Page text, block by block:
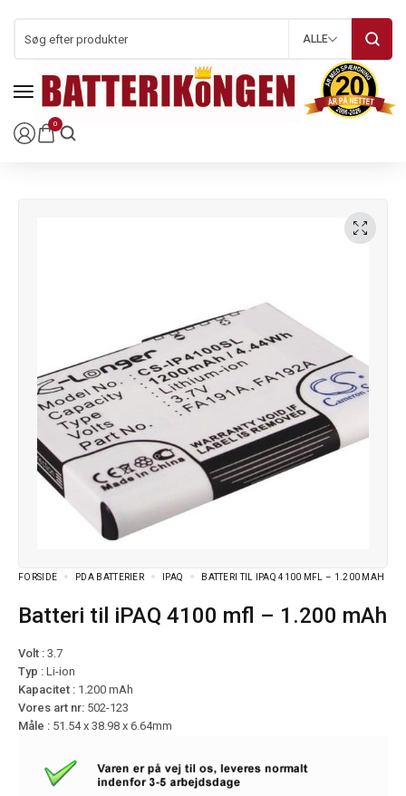
0
ALLE
FORSIDE PDA BATTERIER IPAQ BATTERI TIL IPAQ 4100 MFL – 1.200 MAH
Batteri til iPAQ 4100 mfl – 1.200 mAh
Volt : 3.7
Typ : Li-ion
Kapacitet : 1.200 mAh
Vores art nr: 502-123
Måle : 51.54 x 38.98 x 6.64mm